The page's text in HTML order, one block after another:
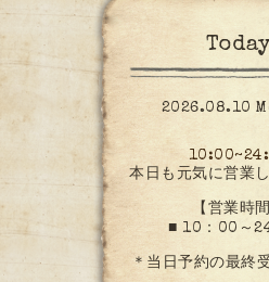
2026.08.10
本日も元気に営業
【営業時間
■ 10：00～
＊当日予約の最終